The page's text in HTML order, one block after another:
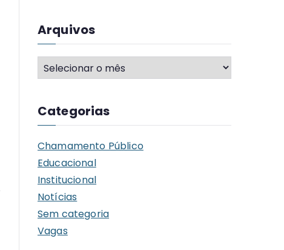
Arquivos
A
r
u
v
o
s
Categorias
Chamamento Público
Educacional
Institucional
Notícias
Sem categoria
Vagas